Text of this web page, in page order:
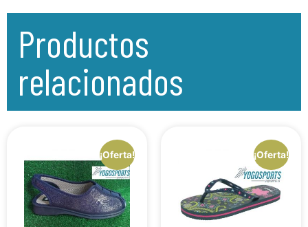
Productos
relacionados
¡Oferta! ¡Oferta!